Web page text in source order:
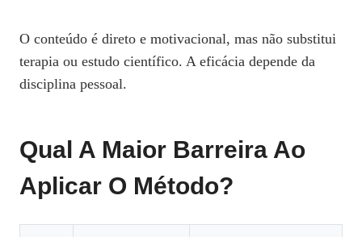
O conteúdo é direto e motivacional, mas não substitui
terapia ou estudo científico. A eficácia depende da
disciplina pessoal.
Qual A Maior Barreira Ao
Aplicar O Método?